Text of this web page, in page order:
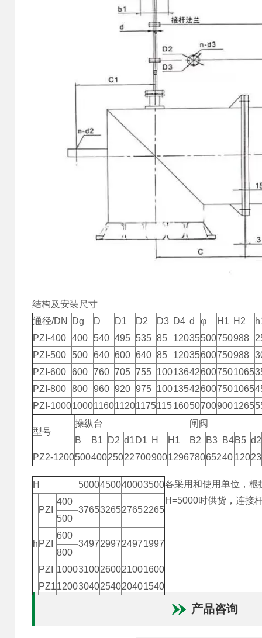
结构及安装尺寸
通径/DN
Dg D D1 D2 D3 D4 d φ H1 H2
PZI-400 400 540 495 535 85 12035500750988
PZI-500
500 640 600 640 85 12035600750988
PZI-600 600 760 705 755 100136426007501065
PZI-800 800 960 920 975 100135426007501065
PZI-10001000116011201175115160507009001265
型号
操纵台
闸阀
B
B1 D2 d1 D1 H H1 B2 B3 B4B5 d2
PZ2-120050040025022700900129678065240 12023
H 5000450040003500
h
PZI
400
3765326527652265
500
PZI
600
3497299724971997
800
PZI
10003100260021001600
PZ112003040254020401540
各采用和使用单位，
H=5000时供货，连接
产品咨询